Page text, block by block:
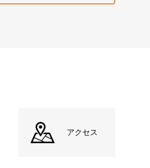
アクセス